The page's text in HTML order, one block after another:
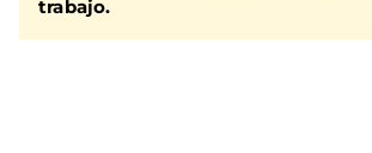
trabajo.